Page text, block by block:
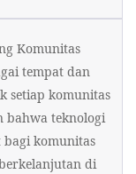
Komunitas
tempat dan
setiap komunitas
bahwa teknologi
komunitas
di